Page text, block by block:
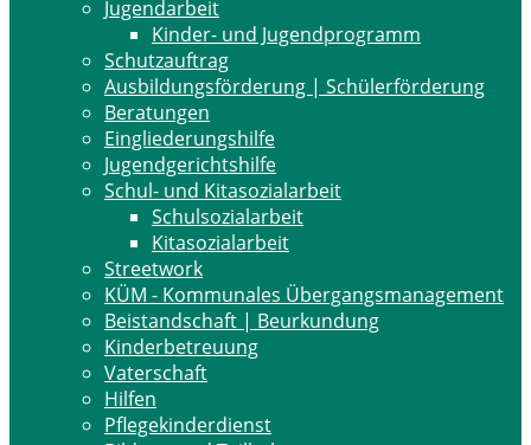
Jugendarbeit
Kinder- und Jugendprogramm
Schutzauftrag
Ausbildungsförderung | Schülerförderung
Beratungen
Eingliederungshilfe
Jugendgerichtshilfe
Schul- und Kitasozialarbeit
Schulsozialarbeit
Kitasozialarbeit
Streetwork
KÜM - Kommunales Übergangsmanagement
Beistandschaft | Beurkundung
Kinderbetreuung
Vaterschaft
Hilfen
Pflegekinderdienst